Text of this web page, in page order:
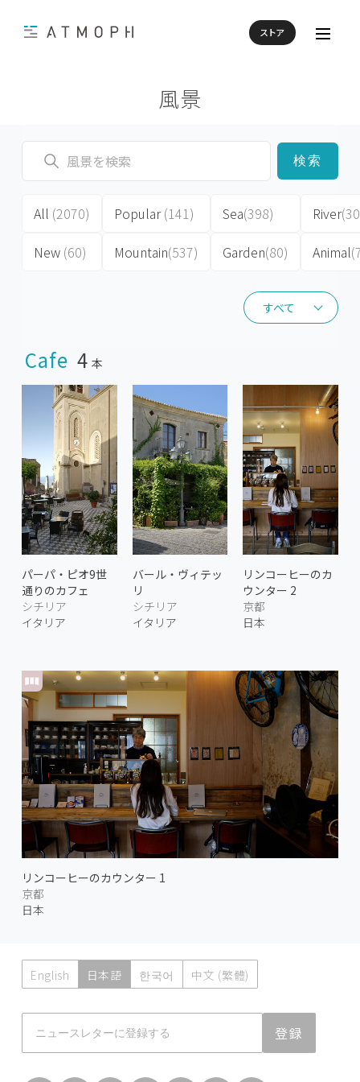
ストア
風景
すべて
すべて
検索
All (2070)
New (60)
Popular(141)
Mountain(537)
Sea(398)
Garden(80)
River
Animal
Cafe 4 本
パーパ・ピオ9世
通りのカフェ
シチリア
イタリア
バール・ヴィテッ
リ
シチリア
イタリア
リンコーヒーのカ
ウンター 2
京都
日本
リンコーヒーのカウンター 1
京都
日本
English 日本語 한국어 中文 (繁體)
登録